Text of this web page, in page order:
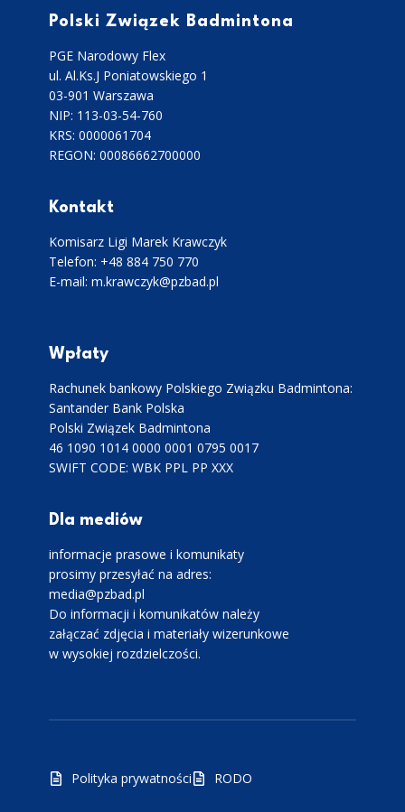
Polski Związek Badmintona
PGE Narodowy Flex
ul. Al.Ks.J Poniatowskiego 1
03-901 Warszawa
NIP: 113-03-54-760
KRS: 0000061704
REGON: 00086662700000
Kontakt
Komisarz Ligi Marek Krawczyk
Telefon: +48 884 750 770
E-mail: m.krawczyk@pzbad.pl
Wpłaty
Rachunek bankowy Polskiego Związku Badmintona:
Santander Bank Polska
Polski Związek Badmintona
46 1090 1014 0000 0001 0795 0017
SWIFT CODE: WBK PPL PP XXX
Dla mediów
informacje prasowe i komunikaty
prosimy przesyłać na adres:
media@pzbad.pl
Do informacji i komunikatów należy
załączać zdjęcia i materiały wizerunkowe
w wysokiej rozdzielczości.
Polityka prywatności RODO